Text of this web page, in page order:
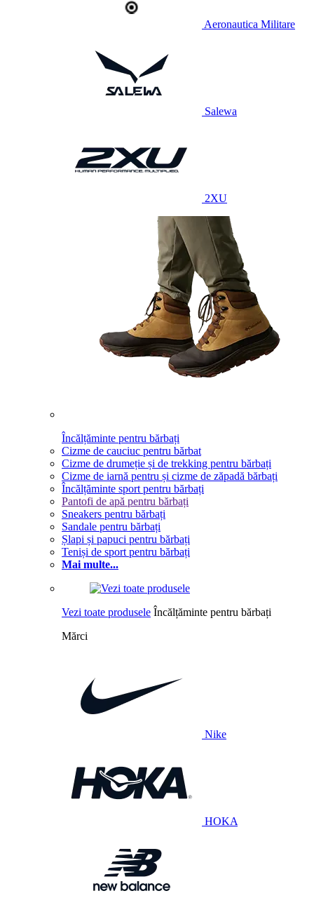
Aeronautica Militare
Salewa
2XU
Încălțăminte pentru bărbați
Cizme de cauciuc pentru bărbat
Cizme de drumeție și de trekking pentru bărbați
Cizme de iarnă pentru și cizme de zăpadă bărbați
Încălțăminte sport pentru bărbați
Pantofi de apă pentru bărbați
Sneakers pentru bărbați
Sandale pentru bărbați
Șlapi și papuci pentru bărbați
Teniși de sport pentru bărbați
Mai multe...
Vezi toate produsele Încălțăminte pentru bărbați
Mărci
Nike
HOKA